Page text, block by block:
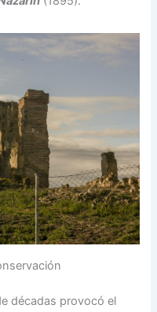
décadas provocó el